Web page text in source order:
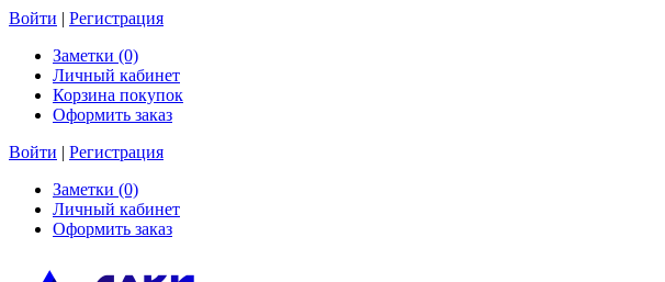
Войти | Регистрация
Заметки (0)
Личный кабинет
Корзина покупок
Оформить заказ
Войти | Регистрация
Заметки (0)
Личный кабинет
Оформить заказ